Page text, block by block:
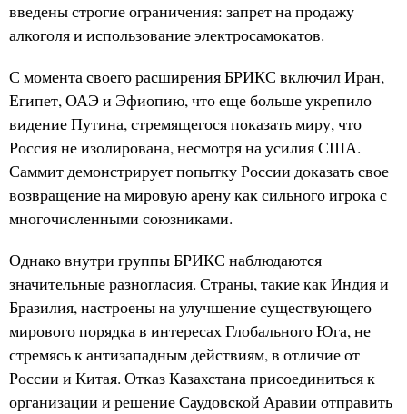
введены строгие ограничения: запрет на продажу
алкоголя и использование электросамокатов.
С момента своего расширения БРИКС включил Иран,
Египет, ОАЭ и Эфиопию, что еще больше укрепило
видение Путина, стремящегося показать миру, что
Россия не изолирована, несмотря на усилия США.
Саммит демонстрирует попытку России доказать свое
возвращение на мировую арену как сильного игрока с
многочисленными союзниками.
Однако внутри группы БРИКС наблюдаются
значительные разногласия. Страны, такие как Индия и
Бразилия, настроены на улучшение существующего
мирового порядка в интересах Глобального Юга, не
стремясь к антизападным действиям, в отличие от
России и Китая. Отказ Казахстана присоединиться к
организации и решение Саудовской Аравии отправить